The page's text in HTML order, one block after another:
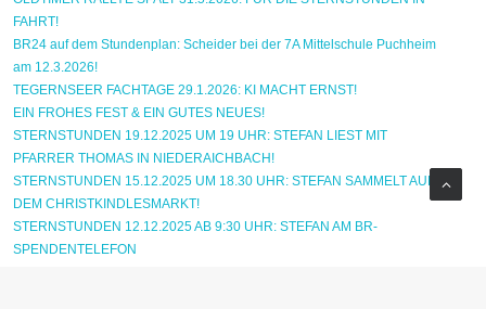
FAHRT!
BR24 auf dem Stundenplan: Scheider bei der 7A Mittelschule Puchheim
am 12.3.2026!
TEGERNSEER FACHTAGE 29.1.2026: KI MACHT ERNST!
EIN FROHES FEST & EIN GUTES NEUES!
STERNSTUNDEN 19.12.2025 UM 19 UHR: STEFAN LIEST MIT
PFARRER THOMAS IN NIEDERAICHBACH!
STERNSTUNDEN 15.12.2025 UM 18.30 UHR: STEFAN SAMMELT AUF
DEM CHRISTKINDLESMARKT!
STERNSTUNDEN 12.12.2025 AB 9:30 UHR: STEFAN AM BR-
SPENDENTELEFON